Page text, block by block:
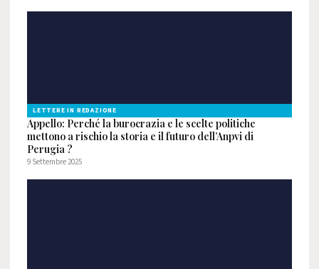
LETTERE IN REDAZIONE
Appello: Perché la burocrazia e le scelte politiche
mettono a rischio la storia e il futuro dell’Anpvi di
Perugia ?
9 Settembre 2025